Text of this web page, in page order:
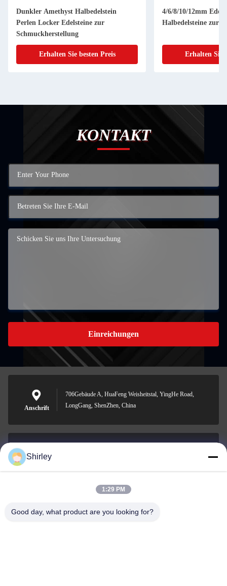
Dunkler Amethyst Halbedelstein
Perlen Locker Edelsteine zur
Schmuckherstellung
Erhalten Sie besten Preis
4/6/8/10/12mm
Halbedelsteine zur
Erhalten Sie
KONTAKT
Einreichungen
Anschrift
706Gebäude A, HuaFeng Weisheitstal, YingHe Road,
LongGang, ShenZhen, China
E-Mail-Adresse
0086-18148506772
Shirley
1:29 PM
Good day, what product are you looking for?